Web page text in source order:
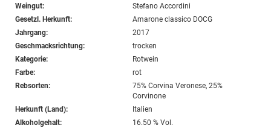
Weingut:
Stefano Accordini
Gesetzl. Herkunft:
Amarone classico DOCG
Jahrgang:
2017
Geschmacksrichtung:
trocken
Kategorie:
Rotwein
Farbe:
rot
Rebsorten:
75% Corvina Veronese, 25%
Corvinone
Herkunft (Land):
Italien
Alkoholgehalt:
16.50 % Vol.